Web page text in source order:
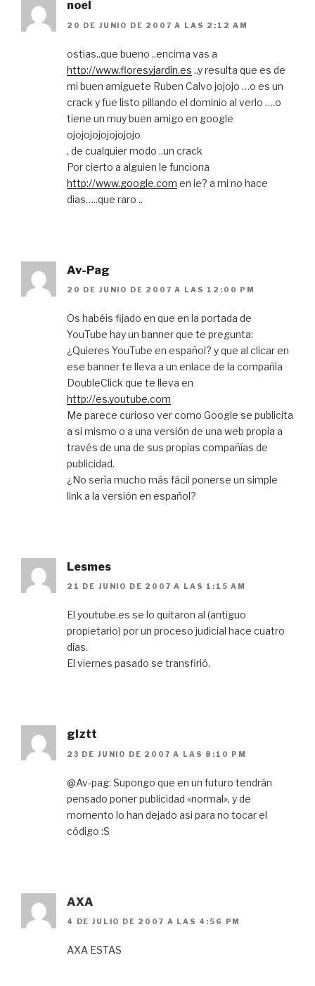
noel
20 DE JUNIO DE 2007 A LAS 2:12 AM
ostias..que bueno ..encima vas a
http://www.floresyjardin.es ..y resulta que es de
mi buen amiguete Ruben Calvo jojojo …o es un
crack y fue listo pillando el dominio al verlo ….o
tiene un muy buen amigo en google
ojojojojojojojojo
, de cualquier modo ..un crack
Por cierto a alguien le funciona
http://www.google.com en ie? a mi no hace
dias…..que raro ..
Av-Pag
20 DE JUNIO DE 2007 A LAS 12:00 PM
Os habéis fijado en que en la portada de
YouTube hay un banner que te pregunta:
¿Quieres YouTube en español? y que al clicar en
ese banner te lleva a un enlace de la compañía
DoubleClick que te lleva en
http://es.youtube.com
Me parece curioso ver como Google se publicita
a si mismo o a una versión de una web propia a
través de una de sus propias compañías de
publicidad.
¿No sería mucho más fácil ponerse un simple
link a la versión en español?
Lesmes
21 DE JUNIO DE 2007 A LAS 1:15 AM
El youtube.es se lo quitaron al (antiguo
propietario) por un proceso judicial hace cuatro
días.
El viernes pasado se transfirió.
glztt
23 DE JUNIO DE 2007 A LAS 8:10 PM
@Av-pag: Supongo que en un futuro tendrán
pensado poner publicidad «normal», y de
momento lo han dejado asi para no tocar el
código :S
AXA
4 DE JULIO DE 2007 A LAS 4:56 PM
AXA ESTAS